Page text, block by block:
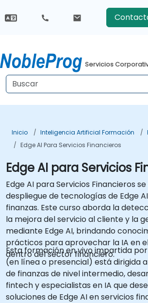
Servicios
Inicio Inteligencia Artificial Formación
Edge AI Para Servicios Financieros
Edge AI para Servicios
Edge AI para Servicios Financieros
despliegue de tecnologías de Edge
finanzas. Este curso aborda la
la mejora del servicio al cliente y la
mediante Edge AI, brindando
prácticos para aprovechar la IA en
dentro del sector financiero.
Esta formación en vivo impartida
(en línea o presencial) está dirigida
de finanzas de nivel intermedio,
fintech y especialistas en IA que
soluciones de Edge AI en servicios